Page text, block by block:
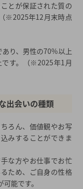
とが保証された質の
※2025年12月末時点
り、男性の70%以上
です。（※2025年1月
出会いの種類
ろん、価値観やお写
みすることができま
な方やお仕事でお忙
ため、ご自身の性格
能です。